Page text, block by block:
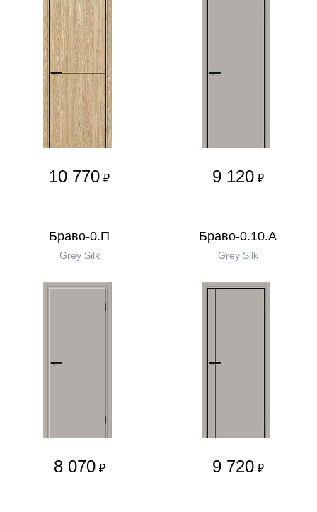
10 770 ₽ 9 120 ₽
Браво-0.П
Grey Silk
8 070 ₽
Браво-0.10.А
Grey Silk
9 720 ₽